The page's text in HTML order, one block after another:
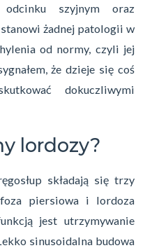
szyjnym oraz
żadnej patologii w
od normy, czyli jej
że dzieje się coś
dokuczliwymi
lordozy?
składają się trzy
piersiowa i lordoza
jest utrzymywanie
sinusoidalna budowa